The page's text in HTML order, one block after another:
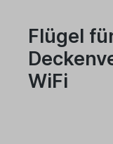
Flügel
WiFi